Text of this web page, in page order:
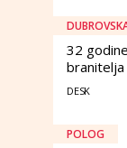
32
branitelja
DESK
POLOG